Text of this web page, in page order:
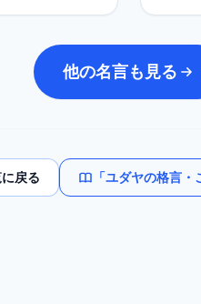
他の名言も見る
戻る 「ユダヤの格言・